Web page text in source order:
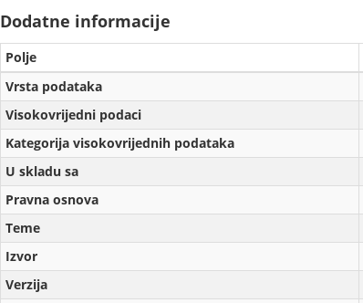
Dodatne informacije
Polje
Vrsta podataka
Visokovrijedni podaci
Kategorija visokovrijednih podataka
U skladu sa
Pravna osnova
Teme
Izvor
Verzijа